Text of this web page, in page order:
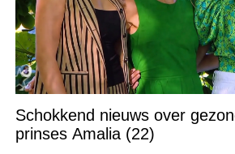
Schokkend nieuws over
prinses Amalia (22)